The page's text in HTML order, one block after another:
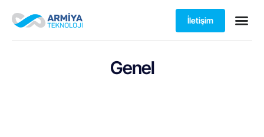
İletişim
Genel